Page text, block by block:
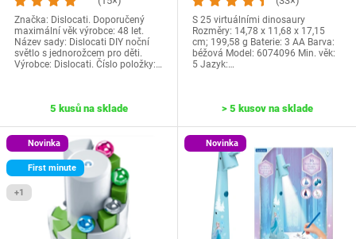
Značka: Dislocati. Doporučený
maximální věk výrobce: 48 let.
Název sady: Dislocati DIY noční
světlo s jednorožcem pro děti.
Výrobce: Dislocati. Číslo položky:…
5 kusů na sklade
S 25 virtuálními dinosaury
Rozměry: ‎14,78 x 11,68 x 17,15
cm; 199,58 g Baterie: ‎3 AA Barva:
béžová Model: ‎6074096 Min. věk:
5 Jazyk:…
> 5 kusov na sklade
Novinka
First minute
+1
Novinka